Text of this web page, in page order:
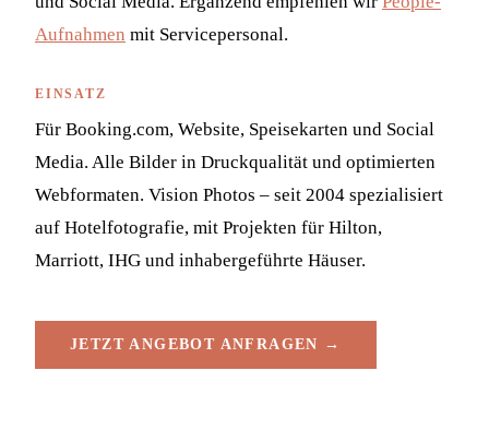
Aufnahmen mit Servicepersonal.
EINSATZ
Für Booking.com, Website, Speisekarten und Social
Media. Alle Bilder in Druckqualität und optimierten
Webformaten. Vision Photos – seit 2004 spezialisiert
auf Hotelfotografie, mit Projekten für Hilton,
Marriott, IHG und inhabergeführte Häuser.
JETZT ANGEBOT ANFRAGEN →